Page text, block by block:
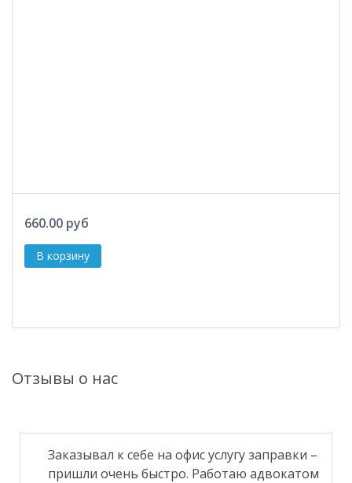
660.00 руб
Отзывы о нас
Заказывал к себе на офис услугу заправки –
пришли очень быстро. Работаю адвокатом